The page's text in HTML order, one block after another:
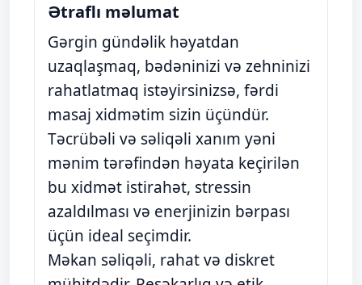
Ətraflı məlumat
Gərgin gündəlik həyatdan
uzaqlaşmaq, bədəninizi və zehninizi
rahatlatmaq istəyirsinizsə, fərdi
masaj xidmətim sizin üçündür.
Təcrübəli və səliqəli xanım yəni
mənim tərəfindən həyata keçirilən
bu xidmət istirahət, stressin
azaldılması və enerjinizin bərpası
üçün ideal seçimdir.
Məkan səliqəli, rahat və diskret